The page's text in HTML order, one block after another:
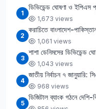
1
ডিভিডেন্ড ঘোষণা ও ইপিএস
1,673 views
2
করাচিতে বাংলাদেশ-
1,061 views
3
শাশা ডেনিমসের ডিভিডেন্ড
1,043 views
4
জাতীয় নির্বাচন ৭ জানুয়ারি:
968 views
5
ডিজিটাল ব্যাংক গঠনে দেশি-